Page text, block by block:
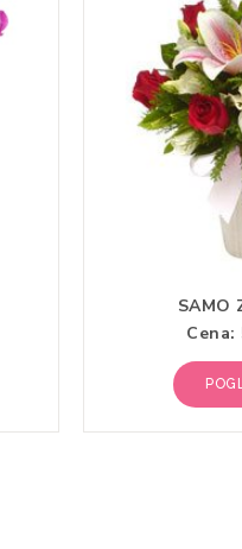
SAMO
Cena: